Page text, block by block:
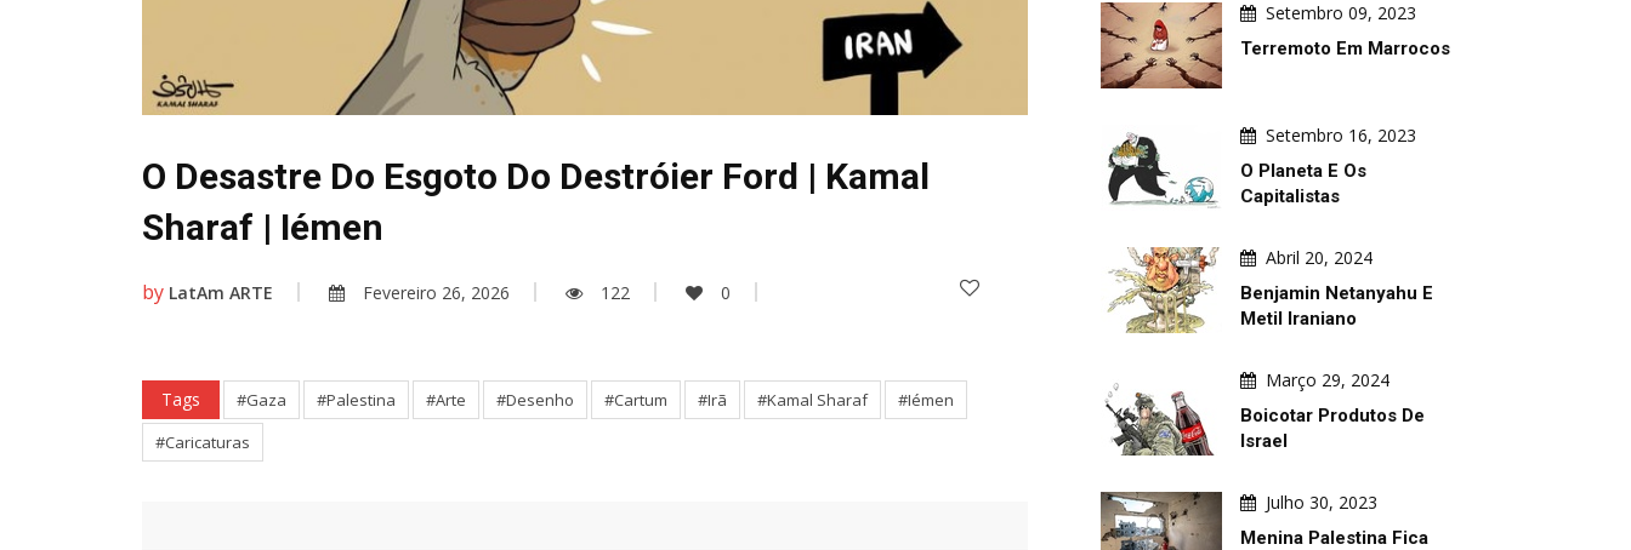
O Desastre Do Esgoto Do Destróier Ford | Kamal
Sharaf | Iémen
by LatAm ARTE Fevereiro 26, 2026 122 0
Tags #Gaza #Palestina #Arte #Desenho #Cartum #Irã #Kamal Sharaf
#Iémen
#Caricaturas
Setembro 09, 2023
Terremoto Em Marrocos
Setembro 16, 2023
O Planeta E Os
Capitalistas
Abril 20, 2024
Benjamin Netanyahu E
Metil Iraniano
Março 29, 2024
Boicotar Produtos De
Israel
Julho 30, 2023
Menina Palestina Fica